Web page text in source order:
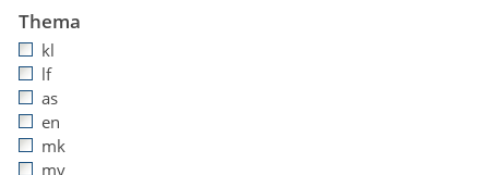
Thema
kl
lf
as
en
mk
mv